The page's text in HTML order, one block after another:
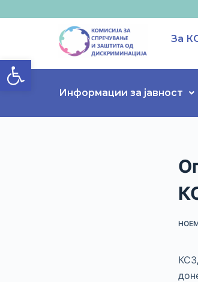
Open toolbarp
t
За
Информации за јавност